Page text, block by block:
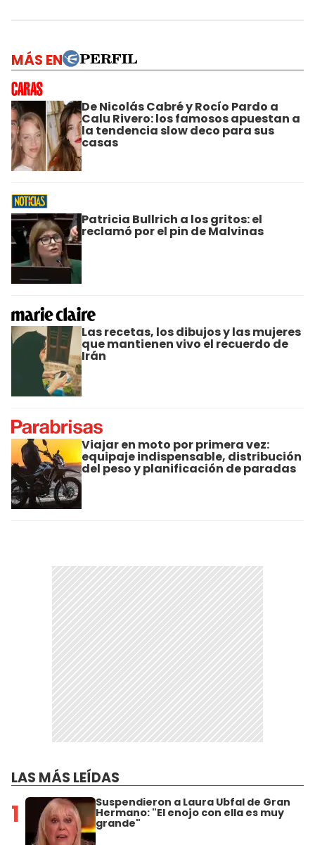
MÁS EN
De Nicolás Cabré y Rocío Pardo a
Calu Rivero: los famosos apuestan a
la tendencia slow deco para sus
casas
Patricia Bullrich a los gritos: el
reclamó por el pin de Malvinas
Las recetas, los dibujos y las mujeres
que mantienen vivo el recuerdo de
Irán
Viajar en moto por primera vez:
equipaje indispensable, distribución
del peso y planificación de paradas
LAS MÁS LEÍDAS
1 Suspendieron a Laura Ubfal de Gran
Hermano: "El enojo con ella es muy
grande"